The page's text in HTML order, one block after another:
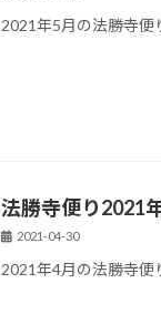
2021年5月の法勝寺便
法勝寺便り2021
2021-04-30
2021年4月の法勝寺便